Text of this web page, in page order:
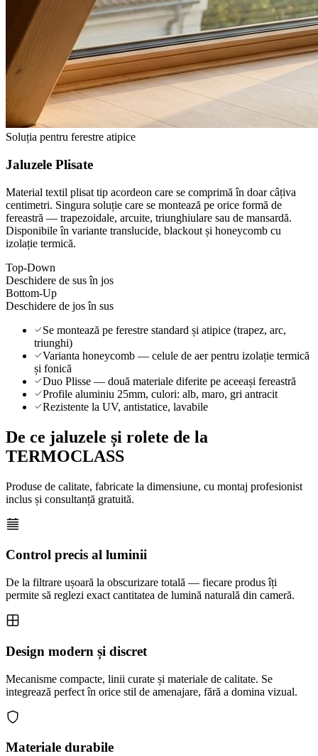
Soluția pentru ferestre atipice
Jaluzele Plisate
Material textil plisat tip acordeon care se comprimă în doar câțiva
centimetri. Singura soluție care se montează pe orice formă de
fereastră — trapezoidale, arcuite, triunghiulare sau de mansardă.
Disponibile în variante translucide, blackout și honeycomb cu
izolație termică.
Top-Down
Deschidere de sus în jos
Bottom-Up
Deschidere de jos în sus
Se montează pe ferestre standard și atipice (trapez, arc,
triunghi)
Varianta honeycomb — celule de aer pentru izolație termică
și fonică
Duo Plisse — două materiale diferite pe aceeași fereastră
Profile aluminiu 25mm, culori: alb, maro, gri antracit
Rezistente la UV, antistatice, lavabile
De ce jaluzele și rolete de la
TERMOCLASS
Produse de calitate, fabricate la dimensiune, cu montaj profesionist
inclus și consultanță gratuită.
Control precis al luminii
De la filtrare ușoară la obscurizare totală — fiecare produs îți
permite să reglezi exact cantitatea de lumină naturală din cameră.
Design modern și discret
Mecanisme compacte, linii curate și materiale de calitate. Se
integrează perfect în orice stil de amenajare, fără a domina vizual.
Materiale durabile